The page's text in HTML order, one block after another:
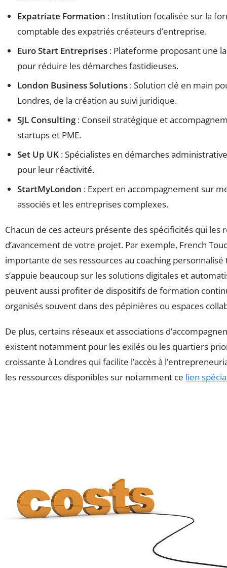
Expatriate Formation : Institution focalisée sur la
comptable des expatriés créateurs d’entreprise.
Euro Start Entreprises : Plateforme proposant une
pour réduire les démarches fastidieuses.
London Business Solutions : Solution clé en main
Londres, de la création au suivi juridique.
SJL Consulting: Conseil stratégique et
startups et PME.
Set Up UK : Spécialistes en démarches
pour leur réactivité.
StartMyLondon : Expert en accompagnement sur
associés et les entreprises complexes.
Chacun de ces acteurs présente des spécificités qui les
d’avancement de votre projet. Par exemple, French
importante de ses ressources au coaching personnalisé
s’appuie beaucoup sur les solutions digitales et
peuvent aussi profiter de dispositifs de formation
organisés souvent dans des pépinières ou espaces
De plus, certains réseaux et associations
existent notamment pour les exilés ou les quartiers
croissante à Londres qui facilite l’accès à
les ressources disponibles sur notamment ce lien